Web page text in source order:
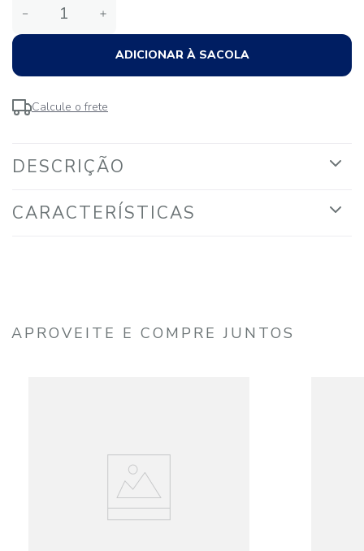
＋
－
ADICIONAR À SACOLA
Calcule o frete
DESCRIÇÃO
CARACTERÍSTICAS
APROVEITE E COMPRE JUNTOS